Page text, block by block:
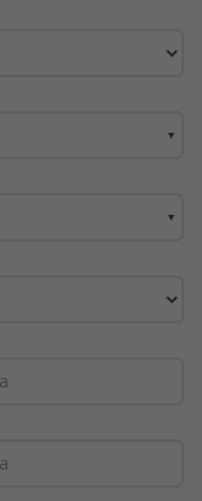
▼
▼